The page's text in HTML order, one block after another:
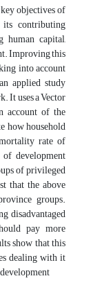
objectives of
contributing
capital,
Improving this
into account
applied study
It uses a Vector
account of the
how household
rate of
development
of privileged
that the above
groups.
disadvantaged
pay more
show that this
dealing with it